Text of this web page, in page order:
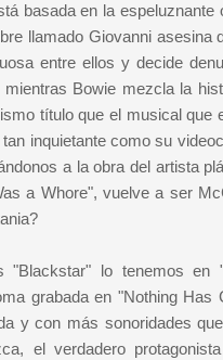
basada en la
llamado Giovanni
entre ellos y decide
Bowie mezcla la
título que el musical
inquietante como su
a la obra del artista
a Whore", vuelve a ser
"Blackstar" lo tenemos
grabada en "Nothing
y con más sonoridades
el verdadero